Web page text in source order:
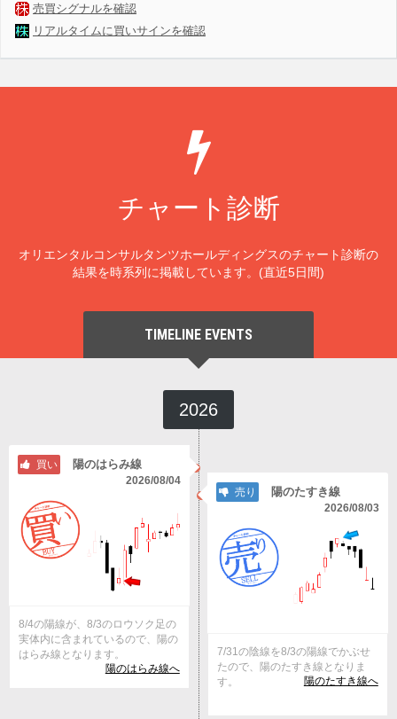
売買シグナルを確認
リアルタイムに買いサインを確認
チャート診断
オリエンタルコンサルタンツホールディングスのチャート診断の
結果を時系列に掲載しています。(直近5日間)
TIMELINE EVENTS
2026
買い 陽のはらみ線
2026/08/04
8/4の陽線が、8/3のロウソク足の
実体内に含まれているので、陽の
はらみ線となります。
陽のはらみ線へ
売り 陽のたすき線
2026/08/03
7/31の陰線を8/3の陽線でかぶせ
たので、陽のたすき線となりま
す。
陽のたすき線へ